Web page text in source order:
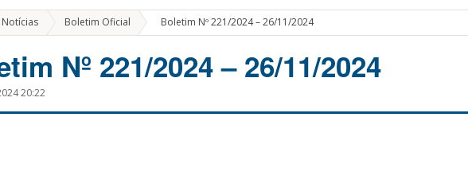
Notícias Boletim Oficial » Boletim Nº 221/2024 – 26/11/2024
Nº 221/2024 – 26/11/2024
20:22